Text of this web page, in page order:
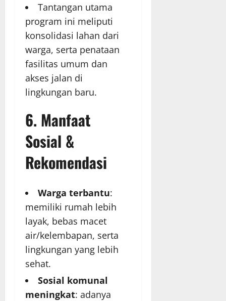
Tantangan utama
program ini meliputi
konsolidasi lahan dari
warga, serta penataan
fasilitas umum dan
akses jalan di
lingkungan baru.
6. Manfaat
Sosial &
Rekomendasi
Warga terbantu:
memiliki rumah lebih
layak, bebas macet
air/kelembapan, serta
lingkungan yang lebih
sehat.
Sosial komunal
meningkat: adanya